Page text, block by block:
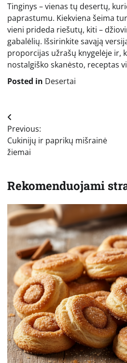
Tinginys – vienas tų desertų,
paprastumu. Kiekviena šeima
vieni prideda riešutų, kiti –
gabalėlių. Išsirinkite savąją
proporcijas užrašų knygelėje ir,
nostalgiško skanėsto, receptas
Posted in Desertai
Navigacija
tarp
įrašų
Previous:
Cukinijų ir paprikų mišrainė
žiemai
Rekomenduojami